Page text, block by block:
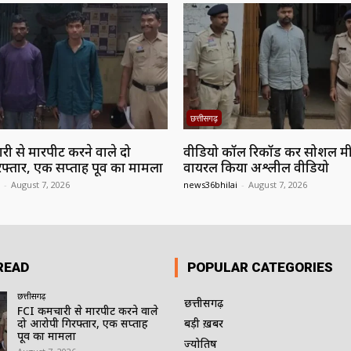
से मारपीट करने वाले दो
एक सप्ताह पूर्व का मामला
- August 7, 2026
छत्तीसगढ़
वीडियो कॉल रिकॉर्ड कर सोशल
वायरल किया अश्लील वीडियो
news36bhilai - August 7, 2026
छत्तीसगढ़
FCI कर्मचारी से मारपीट करने वाले
दो आरोपी गिरफ्तार, एक सप्ताह
पूर्व का मामला
POPULAR CATEGORIES
छत्तीसगढ़
बड़ी ख़बर
ज्योतिष